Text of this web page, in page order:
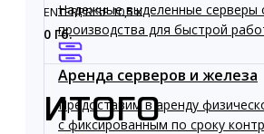
Надежные выделенные серверы
производства для быстрой
Аренда серверов и железа
Предоставим в аренду
с фиксированным по сроку
ENTERPRISE 10,5 К
0 Гб.
ИТОГО